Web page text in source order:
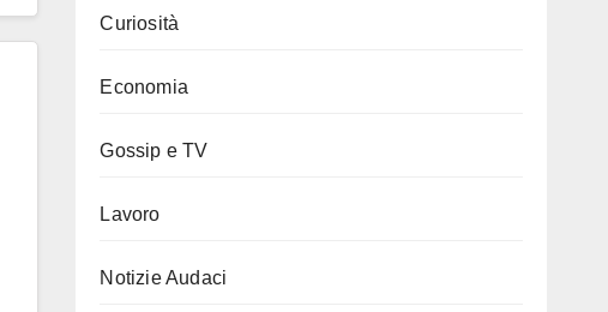
Curiosità
Economia
Gossip e TV
Lavoro
Notizie Audaci